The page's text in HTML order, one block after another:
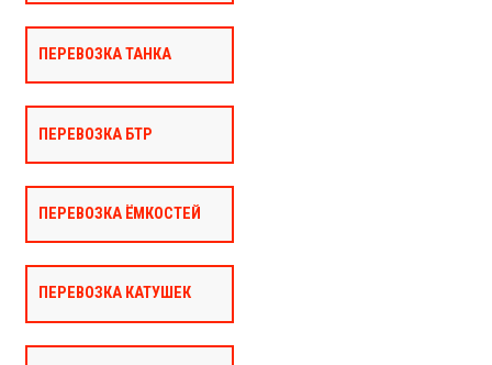
ПЕРЕВОЗКА ТАНКА
ПЕРЕВОЗКА БТР
ПЕРЕВОЗКА ЁМКОСТЕЙ
ПЕРЕВОЗКА КАТУШЕК